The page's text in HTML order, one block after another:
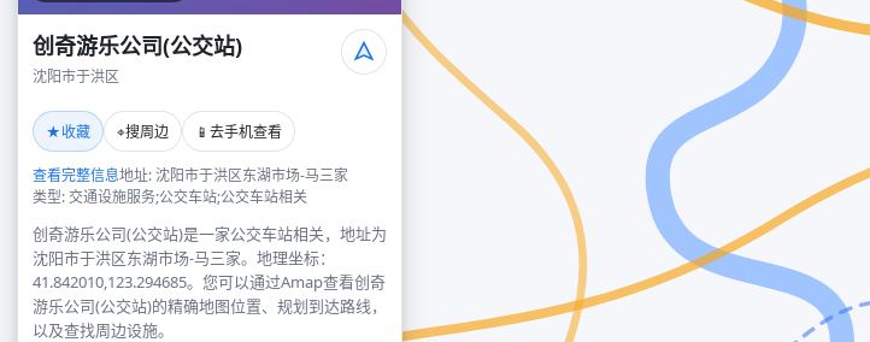
创奇游乐公司(公交站)
沈阳市于洪区
★收藏 ⌖搜周边 📱 去手机查看
查看完整信息地址: 沈阳市于洪区东湖市场-马三家
类型: 交通设施服务;公交车站;公交车站相关
创奇游乐公司(公交站)是一家公交车站相关，地址为
沈阳市于洪区东湖市场-马三家。地理坐标：
41.842010,123.294685。您可以通过Amap查看创奇
游乐公司(公交站)的精确地图位置、规划到达路线，
以及查找周边设施。